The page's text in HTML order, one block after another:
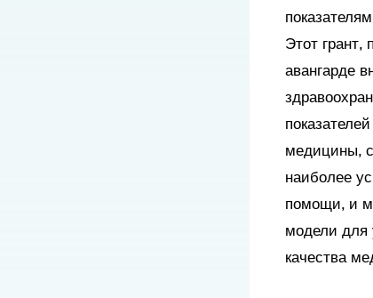
Этот грант,
авангарде
медицины,
наиболее
помощи, и
модели для
качества